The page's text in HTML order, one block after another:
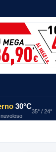
30°C
35° / 24°